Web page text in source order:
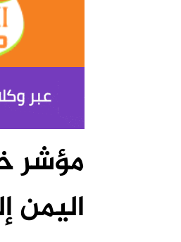
مؤشر
اليمن إلى